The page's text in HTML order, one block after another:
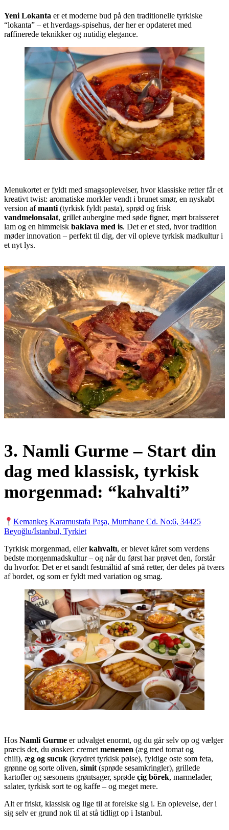
Yeni Lokanta er et moderne bud på den traditionelle tyrkiske
“lokanta” – et hverdags-spisehus, der her er opdateret med
raffinerede teknikker og nutidig elegance.
Menukortet er fyldt med smagsoplevelser, hvor klassiske retter får et
kreativt twist: aromatiske morkler vendt i brunet smør, en nyskabt
version afmanti (tyrkisk fyldt pasta), sprød og frisk
vandmelonsalat, grillet aubergine med søde figner, mørt braisseret
lam og en himmelsk baklava med is. Det er et sted, hvor tradition
møder innovation – perfekt til dig, der vil opleve tyrkisk madkultur i
et nyt lys.
3. Namli Gurme – Start din
dag med klassisk, tyrkisk
morgenmad: “kahvalti”
Kemankeş Karamustafa Paşa, Mumhane Cd. No:6, 34425
Beyoğlu/İstanbul, Tyrkiet
Tyrkisk morgenmad, ellerkahvaltı, er blevet kåret som verdens
bedste morgenmadskultur – og når du først har prøvet den, forstår
du hvorfor. Det er et sandt festmåltid af små retter, der deles på tværs
af bordet, og som er fyldt med variation og smag.
Hos Namli Gurme er udvalget enormt, og du går selv op og vælger
præcis det, du ønsker: cremet menemen (æg med tomat og
chili), æg og sucuk (krydret tyrkisk pølse), fyldige oste som feta,
grønne og sorte oliven, simit (sprøde sesamkringler), grillede
kartofler og sæsonens grøntsager, sprøde çig börek, marmelader,
salater, tyrkisk sort te og kaffe – og meget mere.
Alt er friskt, klassisk og lige til at forelske sig i. En oplevelse, der i
sig selv er grund nok til at stå tidligt op i Istanbul.